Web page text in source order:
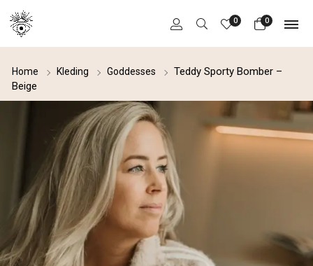
0
0
Home Kleding Goddesses
Teddy Sporty Bomber –
Beige